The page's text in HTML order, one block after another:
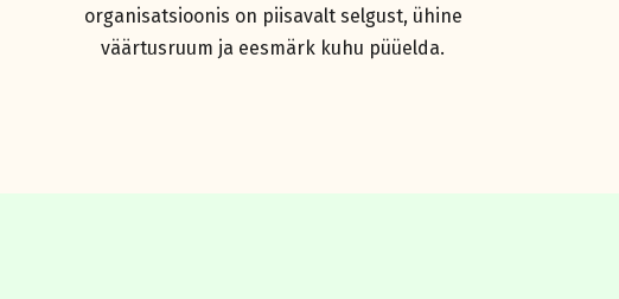
organisatsioonis on piisavalt selgust, ühine
väärtusruum ja eesmärk kuhu püüelda.